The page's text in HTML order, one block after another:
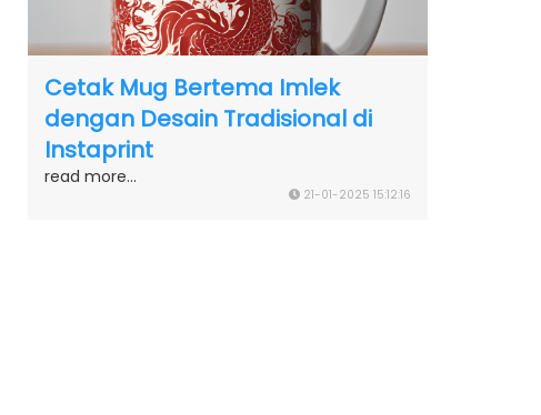
Cetak Mug Bertema Imlek
dengan Desain Tradisional di
Instaprint
read more...
21-01-2025 15:12:16